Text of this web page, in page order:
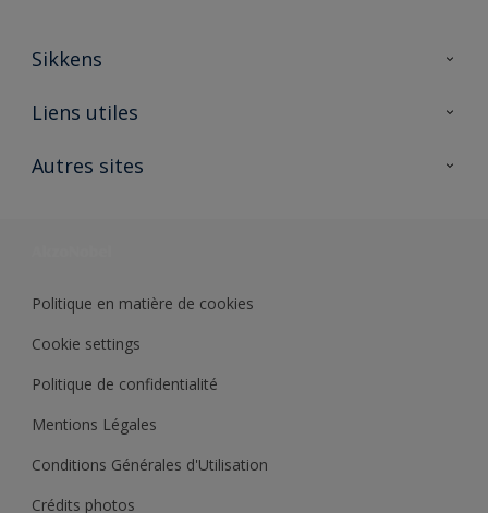
Sikkens
A propos de Sikkens
Liens utiles
Ouvrir un magasin PASS
Autres sites
Politique en matière de cookies
Cookie settings
Politique de confidentialité
Mentions Légales
Conditions Générales d'Utilisation
Crédits photos